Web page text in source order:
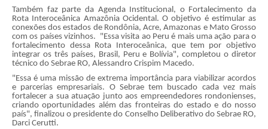
Também faz parte da Agenda Institucional, o Fortalecimento da
Rota Interoceânica Amazônia Ocidental. O objetivo é estimular as
conexões dos estados de Rondônia, Acre, Amazonas e Mato Grosso
com os países vizinhos. "Essa visita ao Peru é mais uma ação para o
fortalecimento dessa Rota Interoceânica, que tem por objetivo
integrar os três países, Brasil, Peru e Bolívia", completou o diretor
técnico do Sebrae RO, Alessandro Crispim Macedo.
"Essa é uma missão de extrema importância para viabilizar acordos
e parcerias empresariais. O Sebrae tem buscado cada vez mais
fortalecer a sua atuação junto aos empreendedores rondonienses,
criando oportunidades além das fronteiras do estado e do nosso
país", finalizou o presidente do Conselho Deliberativo do Sebrae RO,
Darci Cerutti.